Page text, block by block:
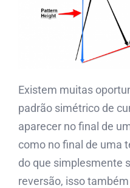
Existem muitas
padrão simétrico de
aparecer no final de
como no final de uma
do que simplesmente
reversão, isso